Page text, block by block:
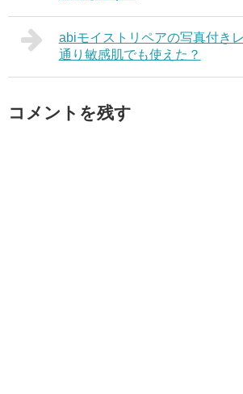
abiモイストリペアの写真付き
通り敏感肌でも使えた？
コメントを残す